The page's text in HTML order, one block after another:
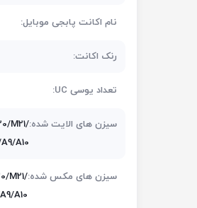
نام اکانت پابجی موبایل:
رنک اکانت:
تعداد یوسی UC:
سیزن های الایت شده:M21/
A10
سیزن های مکس شده:M21/
A10